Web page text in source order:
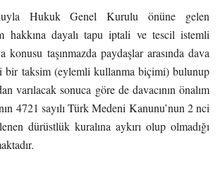
Hukuk Genel Kurulu önüne gelen
hakkına dayalı tapu iptali ve tescil istemli
konusu taşınmazda paydaşlar arasında dava
bir taksim (eylemli kullanma biçimi) bulunup
varılacak sonuca göre de davacının önalım
4721 sayılı Türk Medeni Kanunu’nun 2 nci
dürüstlük kuralına aykırı olup olmadığı